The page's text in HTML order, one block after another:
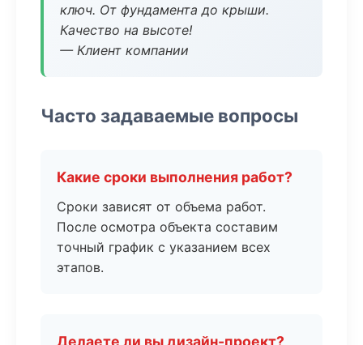
ключ. От фундамента до крыши.
Качество на высоте!
— Клиент компании
Часто задаваемые вопросы
Какие сроки выполнения работ?
Сроки зависят от объема работ.
После осмотра объекта составим
точный график с указанием всех
этапов.
Делаете ли вы дизайн-проект?